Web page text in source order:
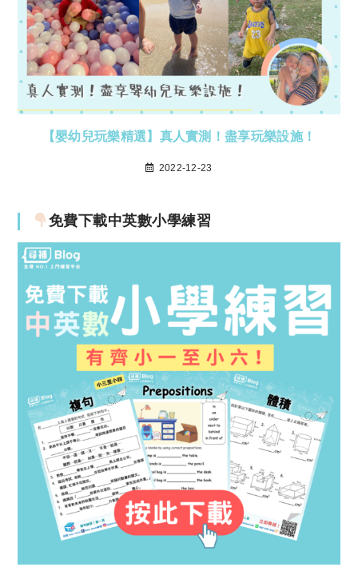
【嬰幼兒玩樂精選】真人實測！盡享玩樂設施！
2022-12-23
免費下載中英數小學練習